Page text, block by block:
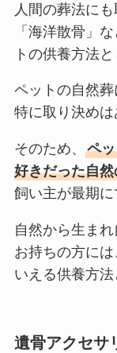
人間の葬法に
「海洋散骨」
トの供養方法
ペットの自然葬
特に取り決めは
そのため、 ペ
好きだった自
飼い主が最期に
自然から生ま
お持ちの方に
いえる供養方法
遺骨アクセサ